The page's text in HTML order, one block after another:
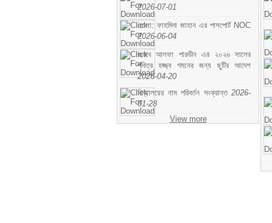
2026-07-01
মোসা: ফাহমিদা জাহান এর পাসপোর্ট NOC
2026-06-04
জনাব আলফা পারভীন এর ২০২৬ সালের
পবিত্র হজ্জ্ব গমনের জন্য ছুটির আদেশ
2026-04-20
বিদ্যালয়ের নাম পরিবর্তন সংক্রান্ত 2026-
01-28
View more